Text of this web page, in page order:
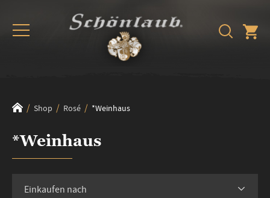
Shop Rosé *Weinhaus
*Weinhaus
Einkaufen nach